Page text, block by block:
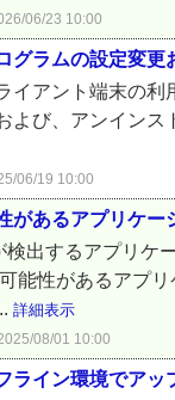
06/23 10:00
グラムの設定変
イアント端末の
よび、アンイン
06/19 10:00
があるアプリケ
検出するアプリケ
能性があるアプ
詳細表示
08/01 10:00
ライン環境でアッ